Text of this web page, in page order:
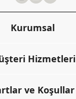
Kurumsal
Hizmetleri
ve Koşullar